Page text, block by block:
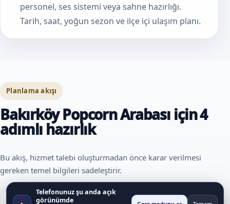
personel, ses sistemi veya sahne hazırlığı.
Tarih, saat, yoğun sezon ve ilçe içi ulaşım planı.
Planlama akışı
Bakırköy Popcorn Arabası için 4
adımlı hazırlık
Bu akış, hizmet talebi oluşturmadan önce karar verilmesi
gereken temel bilgileri sadeleştirir.
Telefonunuz şu anda açık
görünümde